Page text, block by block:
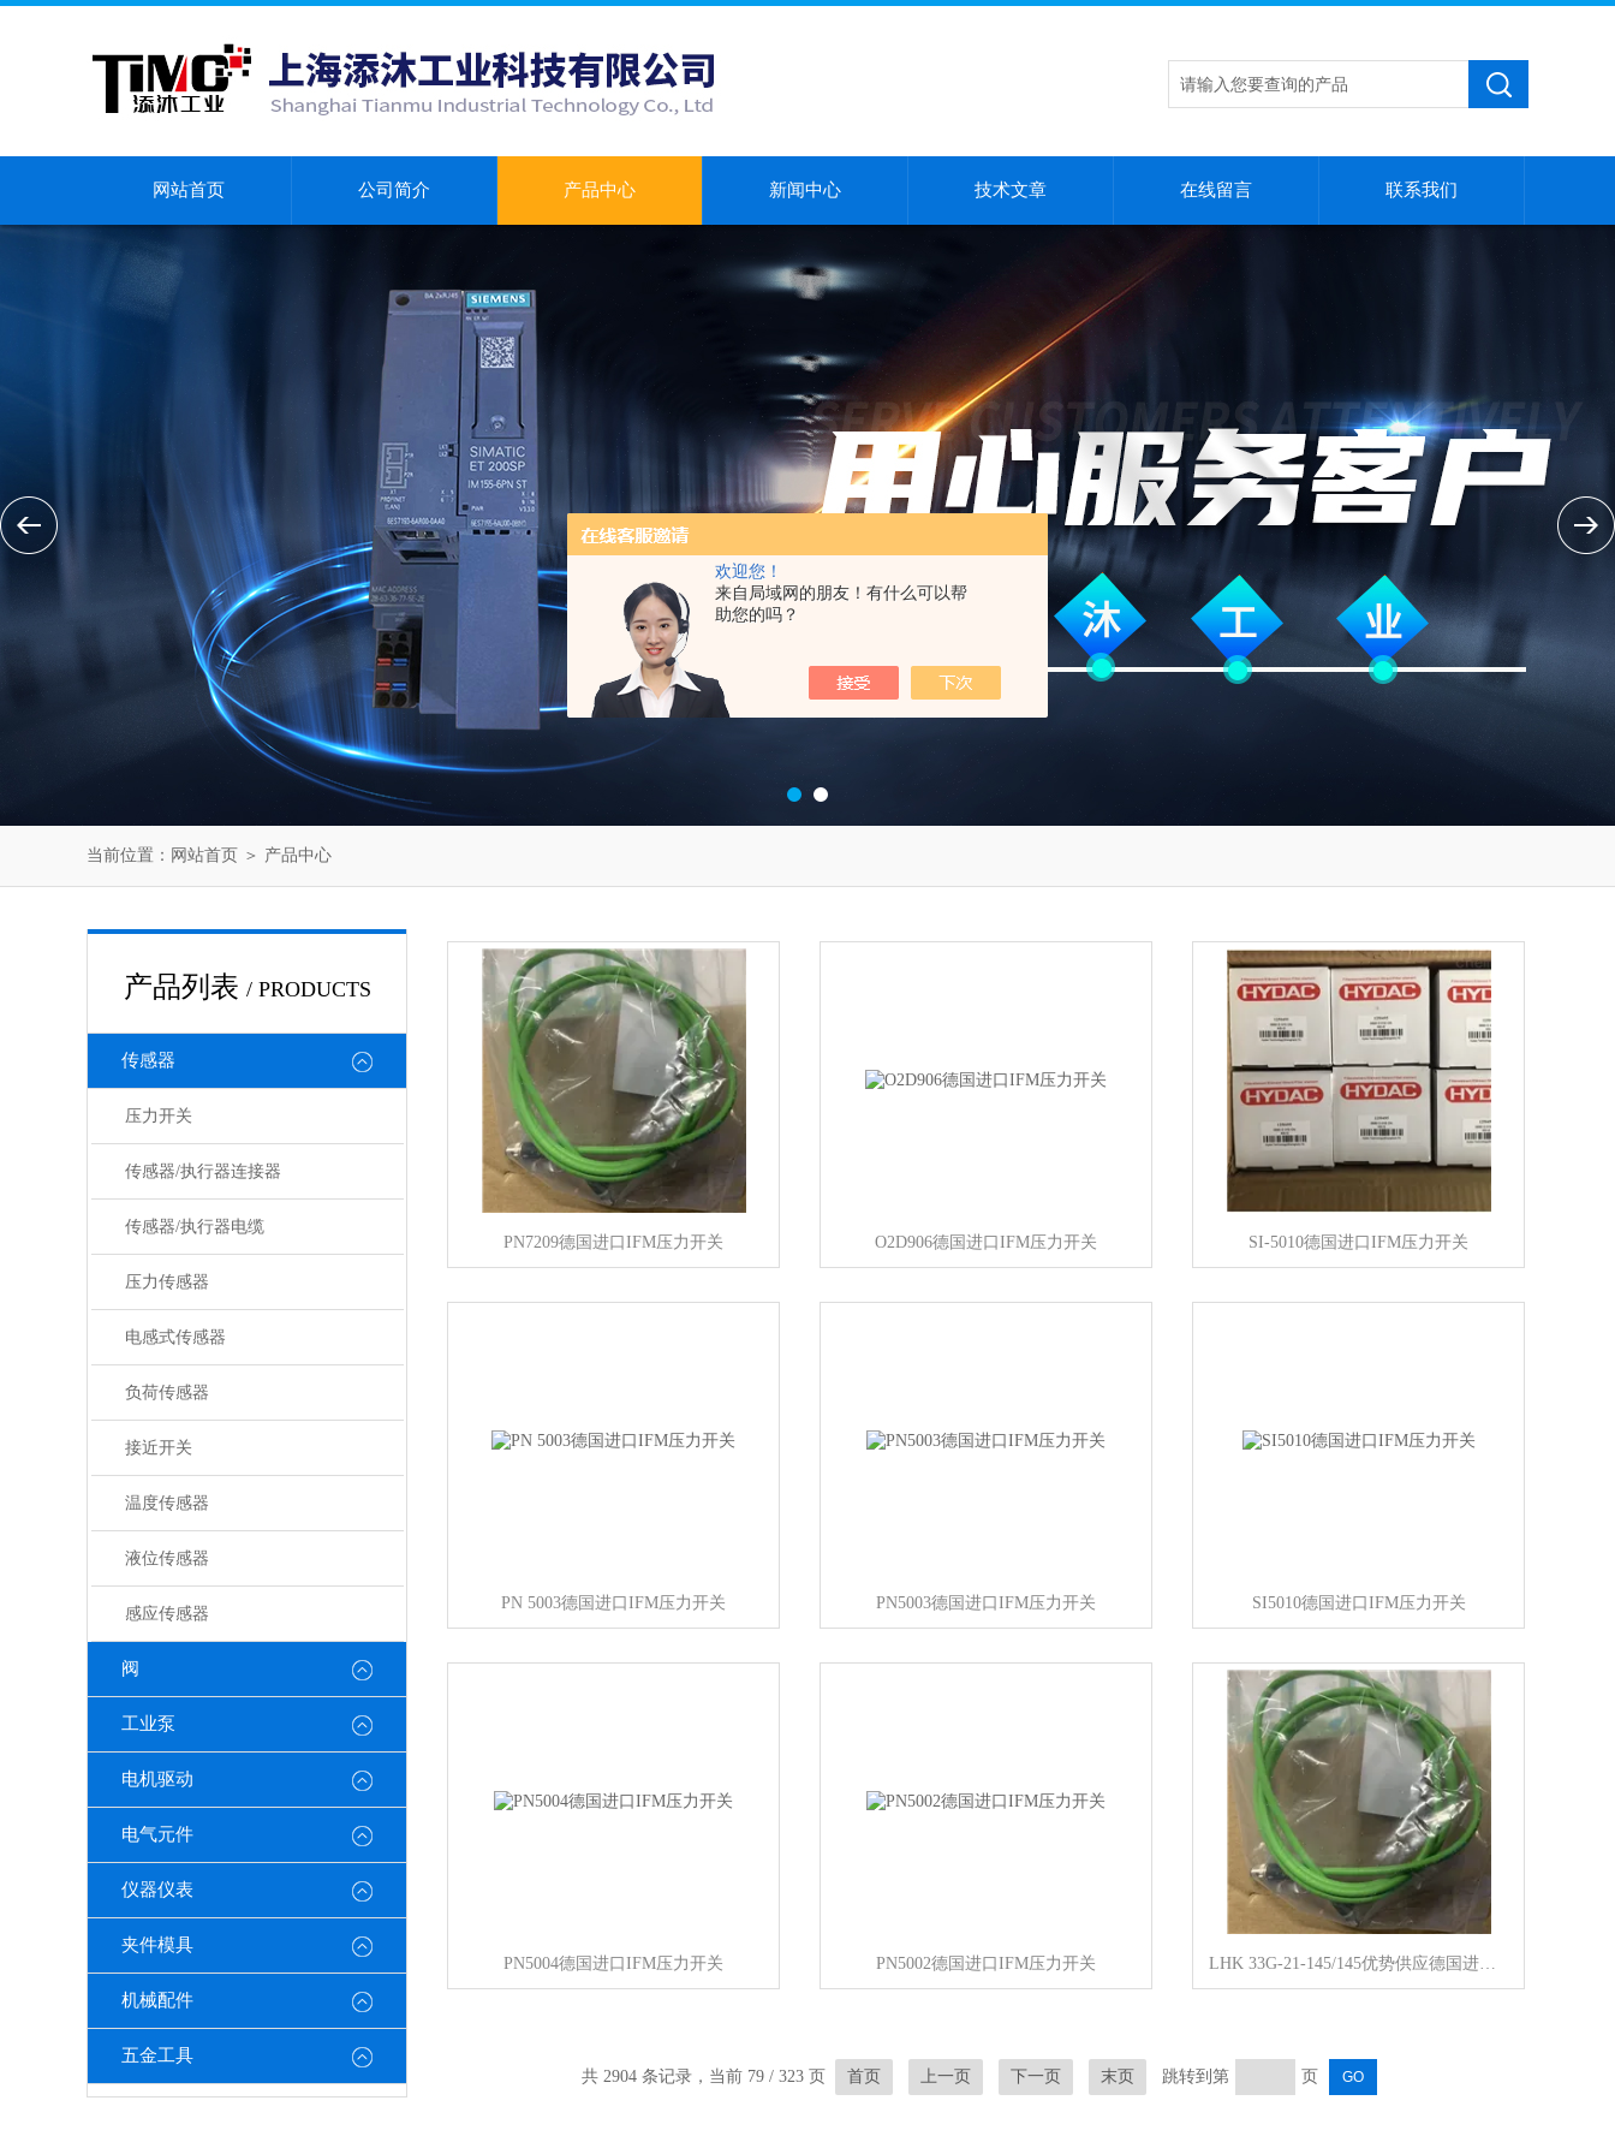
欢迎您！
来自局域网的朋友！有什么可以帮
助您的吗？
网站首页 公司简介 产品中心 新闻中心 技术文章 在线留言 联系我们
当前位置： 网站首页 ＞ 产品中心
产品列表 / PRODUCTS
传感器
压力开关
传感器/执行器连接器
传感器/执行器电缆
压力传感器
电感式传感器
负荷传感器
接近开关
温度传感器
液位传感器
感应传感器
阀
工业泵
电机驱动
电气元件
仪器仪表
夹件模具
机械配件
五金工具
PN7209德国进口IFM压力开关 O2D906德国进口IFM压力开关 SI-5010德国进口IFM压力开关
PN 5003德国进口IFM压力开关 PN5003德国进口IFM压力开关 SI5010德国进口IFM压力开关
PN5004德国进口IFM压力开关 PN5002德国进口IFM压力开关 LHK 33G-21-145/145优势供应德国进口Hawe全系列工业泵
共 2904 条记录，当前 79 / 323 页 首页 上一页 下一页 末页 跳转到第 页